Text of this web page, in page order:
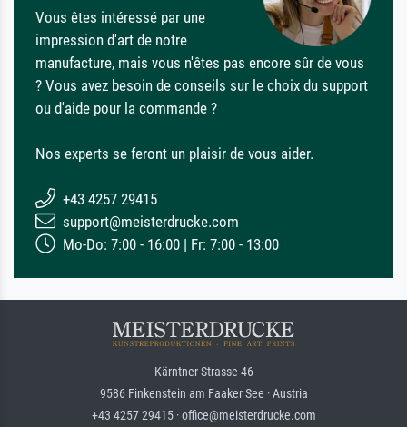
Vous êtes intéressé par une
impression d'art de notre
manufacture, mais vous n'êtes pas encore sûr de vous
? Vous avez besoin de conseils sur le choix du support
ou d'aide pour la commande ?
Nos experts se feront un plaisir de vous aider.
+43 4257 29415
support@meisterdrucke.com
Mo-Do: 7:00 - 16:00 | Fr: 7:00 - 13:00
Kärntner Strasse 46
9586 Finkenstein am Faaker See · Austria
+43 4257 29415 · office@meisterdrucke.com